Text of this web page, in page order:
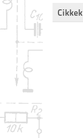
Cikkek